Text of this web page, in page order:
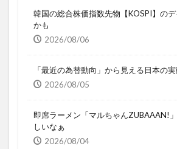
韓国の総合株価指数先物【KOSPI】の
かも
2026/08/06
「最近の為替動向」から見える日本の
2026/08/05
即席ラーメン「マルちゃんZUBAAAN!
しいなぁ
2026/08/04